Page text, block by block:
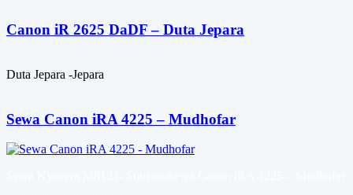
Canon iR 2625 DaDF – Duta Jepara
Duta Jepara -Jepara
Sewa Canon iRA 4225 – Mudhofar